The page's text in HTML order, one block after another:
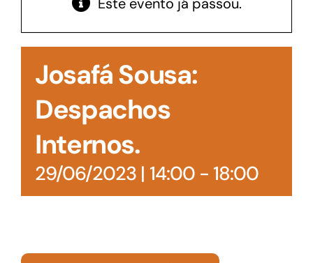
Acesso à Informação
Josafá Sousa:
Despachos
Internos.
29/06/2023 | 14:00- 18:00